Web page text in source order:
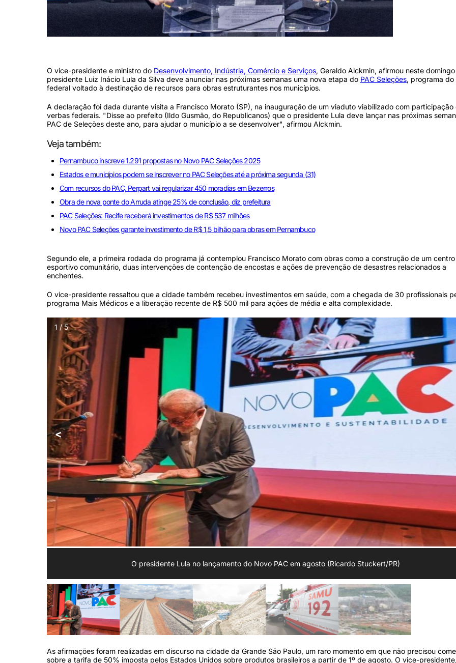
O vice-presidente e ministro do Desenvolvimento, Indústria, Comércio e Serviços, Geraldo Alckmin, afirmou neste
presidente Luiz Inácio Lula da Silva deve anunciar nas próximas semanas uma nova etapa do PAC Seleções, programa
federal voltado à destinação de recursos para obras estruturantes nos municípios.
A declaração foi dada durante visita a Francisco Morato (SP), na inauguração de um viaduto viabilizado com participação
verbas federais. "Disse ao prefeito (Ildo Gusmão, do Republicanos) que o presidente Lula deve lançar nas próximas
PAC de Seleções deste ano, para ajudar o município a se desenvolver", afirmou Alckmin.
Veja também:
Pernambuco inscreve 1.291 propostas no Novo PAC Seleções 2025
Estados e municípios podem se inscrever no PAC Seleções até a próxima segunda (31)
Com recursos do PAC, Perpart vai regularizar 450 moradias em Bezerros
Obra de nova ponte do Arruda atinge 25% de conclusão, diz prefeitura
PAC Seleções: Recife receberá investimentos de R$ 537 milhões
Novo PAC Seleções garante investimento de R$ 1,5 bilhão para obras em Pernambuco
Segundo ele, a primeira rodada do programa já contemplou Francisco Morato com obras como a construção de um centro
esportivo comunitário, duas intervenções de contenção de encostas e ações de prevenção de desastres relacionados a
enchentes.
O vice-presidente ressaltou que a cidade também recebeu investimentos em saúde, com a chegada de 30 profissionais
programa Mais Médicos e a liberação recente de R$ 500 mil para ações de média e alta complexidade.
1 / 5
<
O presidente Lula no lançamento do Novo PAC em agosto (Ricardo Stuckert/PR)
As afirmações foram realizadas em discurso na cidade da Grande São Paulo, um raro momento em que não precisou
sobre a tarifa de 50% imposta pelos Estados Unidos sobre produtos brasileiros a partir de 1º de agosto. O vice-